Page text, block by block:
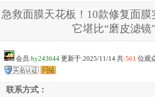
急救面膜天花板！10款修复面
它堪比“磨皮滤镜
会员:hy243644 更新于:2025/11/14 共:561 位观
联系方式：